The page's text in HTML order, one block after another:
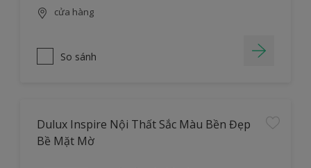
cửa hàng
So sánh
Dulux Inspire Nội Thất Sắc Màu Bền Đẹp
Bề Mặt Mờ